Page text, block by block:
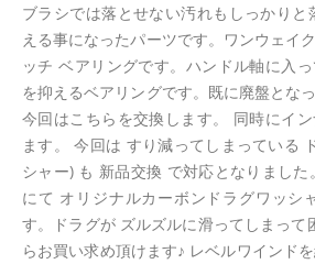
ブラシでは落とせない汚れもしっかり
える事になったパーツです。ワンウェイ
ッチ ベアリングです。ハンドル軸に入
を抑えるベアリングです。既に廃盤とな
今回はこちらを交換します。 同時にイ
ます。 今回は すり減ってしまっている
シャー) も 新品交換 で対応となりまし
にて オリジナルカーボンドラグワッシ
す。ドラグが ズルズルに滑ってしまって
らお買い求め頂けます♪ レベルワインド